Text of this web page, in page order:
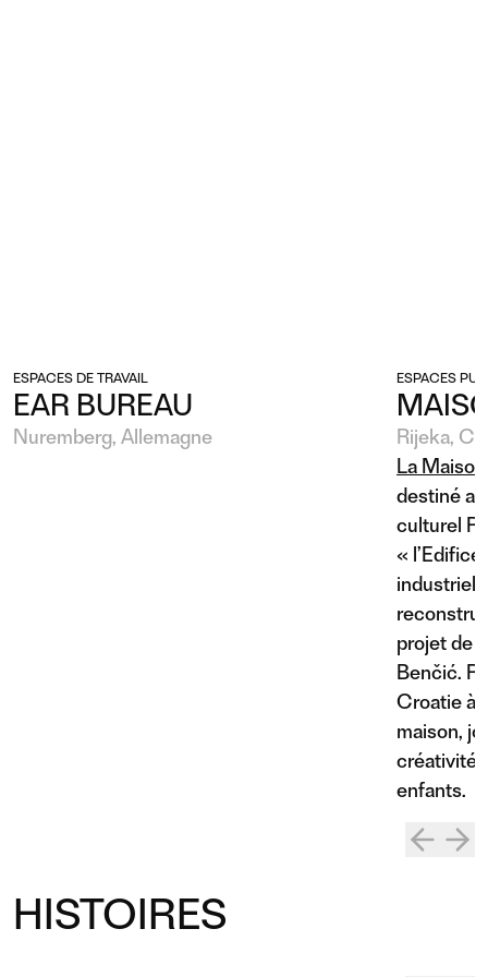
ESPACES DE TRAVAIL
EAR BUREAU
Nuremberg, Allemagne
ESPACES
Rijeka,
La
destiné
culturel
«
industriel
projet de
Benčić.
Croatie à
maison,
créativité,
enfants.
HISTOIRES